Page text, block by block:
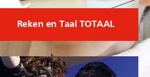
Reken en Taal TOTAAL